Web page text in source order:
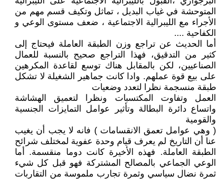
المتوحشة في غياب البديل ، تماثل وتكيف قسم مهم من
الأجراء مع الليبرالية الاجتماعية ، ضعف مستوى الوعي و
الكفاحية ....
أما الحديث عن تراجع وزن الطبقة العاملة فيحتاج إلى
كثير من التدقيق، فهذا التراجع صحيح بالنسبة للعمال
الصناعيين، لكن بالمقابل هناك توسع لقاعدة المكرهين
على بيع قوة عملهم. وادا كانت جماهير الشغيلة لا تشكل
طبقة منسجمة نظرا لتعدد وضعيات
العمل وتفاوت المكتسبات ونظرا لتعميق الهشاشة
واتساع دائرة البطالة وتأثير عوامل التمايزات الجنسية
والقومية
( وهي عوامل تعمق الانقسامات ) فانه لا يجب أن يغيب
عنا أن التاريخ لم يعرف قيام وحدة عفوية لمختلف شرائح
الطبقة العاملة. فهذه الأخيرة كانت دوما منقسمة. أما
الوعي الجماعي بالمصالح المشتركة فهو قبل كل شيء
ثمرة نضال سياسي وثمرة تجارب ملموسة من التقاربات